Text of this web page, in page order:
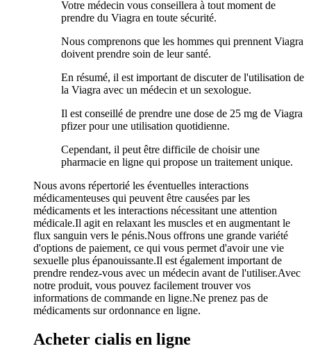
Votre médecin vous conseillera à tout moment de
prendre du Viagra en toute sécurité.
Nous comprenons que les hommes qui prennent Viagra
doivent prendre soin de leur santé.
En résumé, il est important de discuter de l'utilisation de
la Viagra avec un médecin et un sexologue.
Il est conseillé de prendre une dose de 25 mg de Viagra
pfizer pour une utilisation quotidienne.
Cependant, il peut être difficile de choisir une
pharmacie en ligne qui propose un traitement unique.
Nous avons répertorié les éventuelles interactions
médicamenteuses qui peuvent être causées par les
médicaments et les interactions nécessitant une attention
médicale.Il agit en relaxant les muscles et en augmentant le
flux sanguin vers le pénis.Nous offrons une grande variété
d'options de paiement, ce qui vous permet d'avoir une vie
sexuelle plus épanouissante.Il est également important de
prendre rendez-vous avec un médecin avant de l'utiliser.Avec
notre produit, vous pouvez facilement trouver vos
informations de commande en ligne.Ne prenez pas de
médicaments sur ordonnance en ligne.
Acheter cialis en ligne